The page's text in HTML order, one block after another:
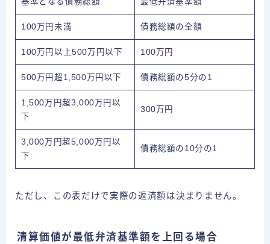
100万円未満 債務総額の全額
100万円以上500万円以下 100万円
500万円超1,500万円以下 債務総額の5分の1
1,500万円超3,000万円以
下
300万円
3,000万円超5,000万円以
下
債務総額の10分の1
ただし、この表だけで実際の返済額は決まりません。
清算価値が最低弁済基準額を上回る場合